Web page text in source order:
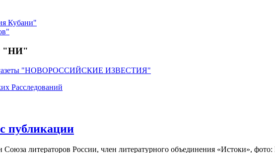
Кубани"
"НИ"
газеты "НОВОРОССИЙСКИЕ ИЗВЕСТИЯ"
Расследований
публикации
литераторов России, член литературного объединения «Истоки»,